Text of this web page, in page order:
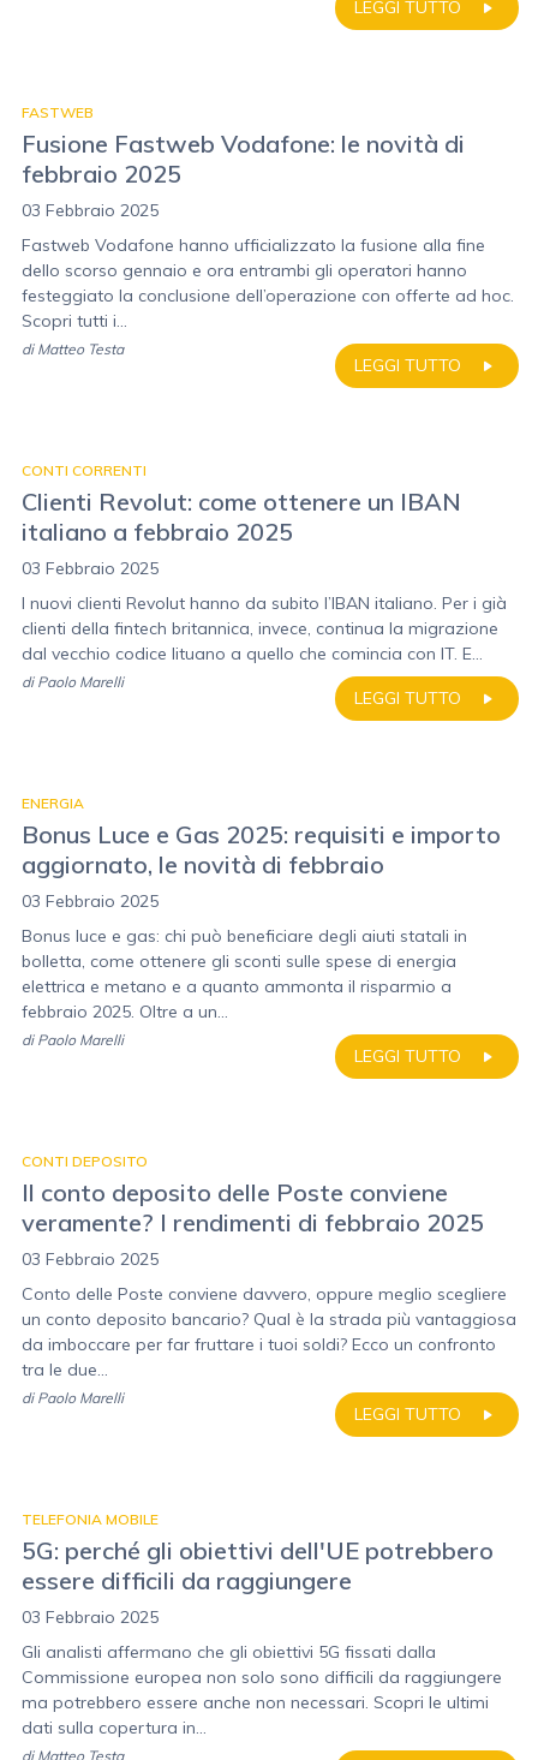
LEGGI TUTTO
FASTWEB
Fusione Fastweb Vodafone: le novità di
febbraio 2025
03 Febbraio 2025
Fastweb Vodafone hanno ufficializzato la fusione alla fine
dello scorso gennaio e ora entrambi gli operatori hanno
festeggiato la conclusione dell’operazione con offerte ad hoc.
Scopri tutti i...
LEGGI TUTTO
di Matteo Testa
CONTI CORRENTI
Clienti Revolut: come ottenere un IBAN
italiano a febbraio 2025
03 Febbraio 2025
I nuovi clienti Revolut hanno da subito l’IBAN italiano. Per i già
clienti della fintech britannica, invece, continua la migrazione
dal vecchio codice lituano a quello che comincia con IT. E...
LEGGI TUTTO
di Paolo Marelli
ENERGIA
Bonus Luce e Gas 2025: requisiti e importo
aggiornato, le novità di febbraio
03 Febbraio 2025
Bonus luce e gas: chi può beneficiare degli aiuti statali in
bolletta, come ottenere gli sconti sulle spese di energia
elettrica e metano e a quanto ammonta il risparmio a
febbraio 2025. Oltre a un...
LEGGI TUTTO
di Paolo Marelli
CONTI DEPOSITO
Il conto deposito delle Poste conviene
veramente? I rendimenti di febbraio 2025
03 Febbraio 2025
Conto delle Poste conviene davvero, oppure meglio scegliere
un conto deposito bancario? Qual è la strada più vantaggiosa
da imboccare per far fruttare i tuoi soldi? Ecco un confronto
tra le due...
LEGGI TUTTO
di Paolo Marelli
TELEFONIA MOBILE
5G: perché gli obiettivi dell'UE potrebbero
essere difficili da raggiungere
03 Febbraio 2025
Gli analisti affermano che gli obiettivi 5G fissati dalla
Commissione europea non solo sono difficili da raggiungere
ma potrebbero essere anche non necessari. Scopri le ultimi
dati sulla copertura in...
di Matteo Testa